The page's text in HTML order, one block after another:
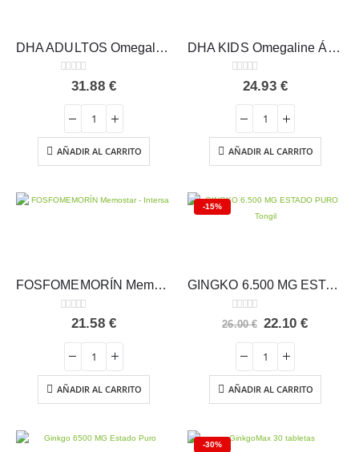
DHA ADULTOS Omegaline Ácidos Grasos – Intersa
out of 5
31.88 €
AÑADIR AL CARRITO
DHA KIDS Omegaline Ácidos Grasos – Intersa
out of 5
24.93 €
AÑADIR AL CARRITO
FOSFOMEMORÍN Memostar – Intersa
out of 5
21.58 €
AÑADIR AL CARRITO
-15%
GINGKO 6.500 MG ESTADO PURO Tongil
0 out of 5
26.00€ El
original
era:
26.00 €.
22.10€El
22.10 €.
AÑADIR AL CARRITO
-30%